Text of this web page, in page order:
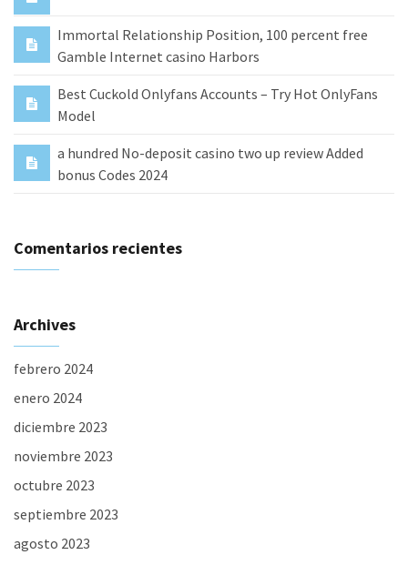
Immortal Relationship Position, 100 percent free
Gamble Internet casino Harbors
Best Cuckold Onlyfans Accounts – Try Hot OnlyFans
Model
a hundred No-deposit casino two up review Added
bonus Codes 2024
Comentarios recientes
Archives
febrero 2024
enero 2024
diciembre 2023
noviembre 2023
octubre 2023
septiembre 2023
agosto 2023